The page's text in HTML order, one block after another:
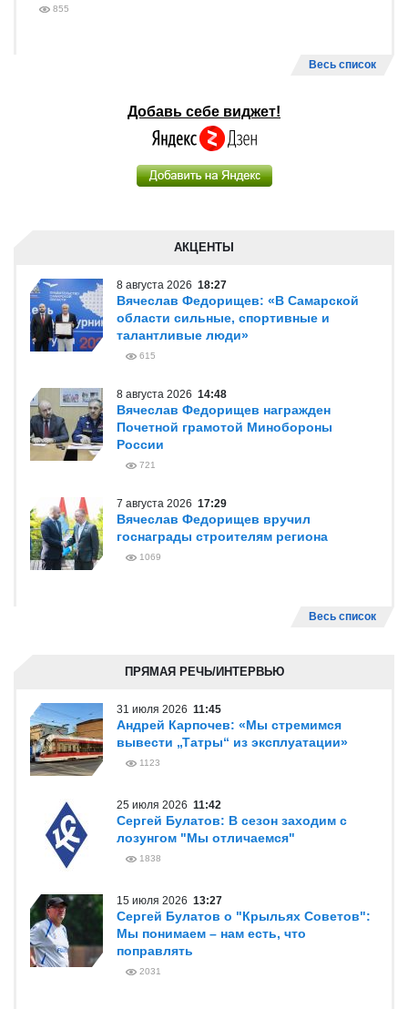
855
Весь список
Добавь себе виджет!
АКЦЕНТЫ
8 августа 2026 18:27
Вячеслав Федорищев: «В Самарской
области сильные, спортивные и
талантливые люди»
615
8 августа 2026 14:48
Вячеслав Федорищев награжден
Почетной грамотой Минобороны
России
721
7 августа 2026 17:29
Вячеслав Федорищев вручил
госнаграды строителям региона
1069
Весь список
ПРЯМАЯ РЕЧЬ/ИНТЕРВЬЮ
31 июля 2026 11:45
Андрей Карпочев: «Мы стремимся
вывести „Татры“ из эксплуатации»
1123
25 июля 2026 11:42
Сергей Булатов: В сезон заходим с
лозунгом "Мы отличаемся"
1838
15 июля 2026 13:27
Сергей Булатов о "Крыльях Советов":
Мы понимаем – нам есть, что
поправлять
2031